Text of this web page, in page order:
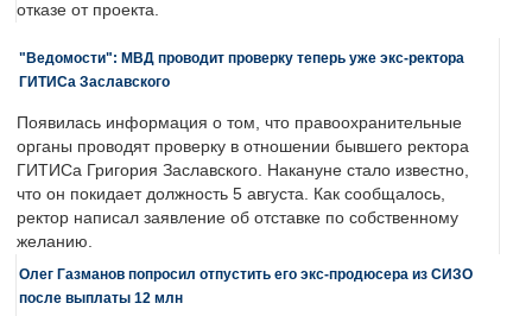
отказе от проекта.
"Ведомости": МВД проводит проверку теперь уже экс-ректора
ГИТИСа Заславского
Появилась информация о том, что правоохранительные
органы проводят проверку в отношении бывшего ректора
ГИТИСа Григория Заславского. Накануне стало известно,
что он покидает должность 5 августа. Как сообщалось,
ректор написал заявление об отставке по собственному
желанию.
Олег Газманов попросил отпустить его экс-продюсера из СИЗО
после выплаты 12 млн